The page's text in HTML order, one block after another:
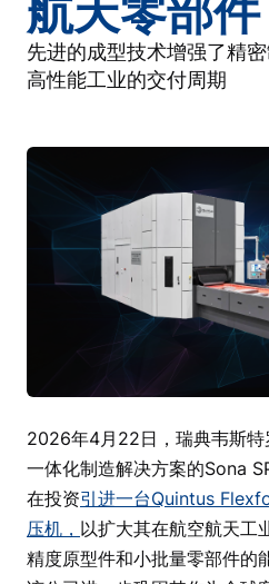
航天零部件
先进的成型技术增强了精
高性能工业的交付周期
2026年4月22日，瑞典韦斯
一体化制造解决方案的Sona
在投资引进一台Quintus
压机， 以扩大其在航空航天工
精度原型件和小批量零部件的